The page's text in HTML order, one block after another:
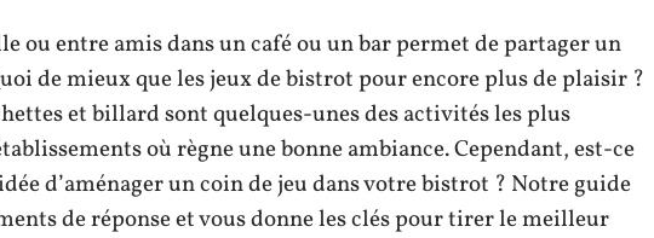
ou entre amis dans un café ou un bar permet de partager un
de mieux que les jeux de bistrot pour encore plus de plaisir ?
et billard sont quelques-unes des activités les plus
où règne une bonne ambiance. Cependant, est-ce
d’aménager un coin de jeu dans votre bistrot ? Notre guide
de réponse et vous donne les clés pour tirer le meilleur